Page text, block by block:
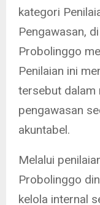
kategori
Pengawasan,
Probolinggo
Penilaian ini
tersebut dalam
pengawasan
akuntabel.
Melalui
Probolinggo
kelola internal